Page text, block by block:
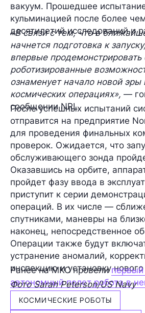
вакуум. Прошедшее
кульминацией после более
десятилетий исследований и
«В связи с тем, что в
начнется подготовка к
впервые продемонстрировать
роботизированные
ознаменует начало новой эры
космических операциях», —
сообщении NRL.
После успешных испытаний
отправится на предприятие
для проведения финальных
проверок. Ожидается, что
обслуживающего зонда
Оказавшись на орбите,
пройдет фазу ввода в
приступит к серии
операций. В их числе —
спутниками, маневры на
наконец, непосредственное
Операции также будут
устранение аномалий,
инспекцию и установку
Ранее на МКС провелипервый
автономный полет робота в
Фото Sarah Peterson/US Navy
КОСМИЧЕСКИЕ РОБОТЫ